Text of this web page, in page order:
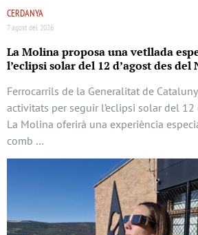
CERDANYA
7 agost del 2026
La Molina proposa una vetllada
l’eclipsi solar del 12 d’agost des del
Ferrocarrils de la Generalitat de
activitats per seguir l’eclipsi solar del 12
La Molina oferirà una experiència
comb …